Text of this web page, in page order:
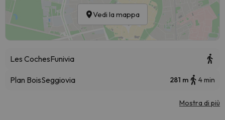
Vedi la mappa
Les CochesFunivia
Plan BoisSeggiovia 281 m 4 min
Mostra di più